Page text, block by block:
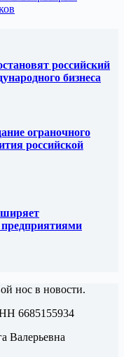
российский
бизнеса
ограночного
российской
нос в новости.
6685155934
Валерьевна